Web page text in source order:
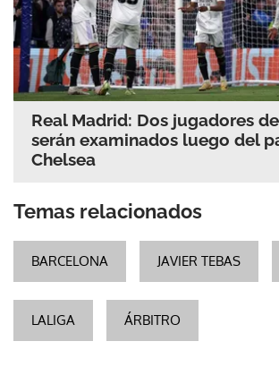
Real Madrid: Dos jugadores
serán examinados luego del
Chelsea
Temas relacionados
BARCELONA JAVIER TEBAS
LALIGA ÁRBITRO